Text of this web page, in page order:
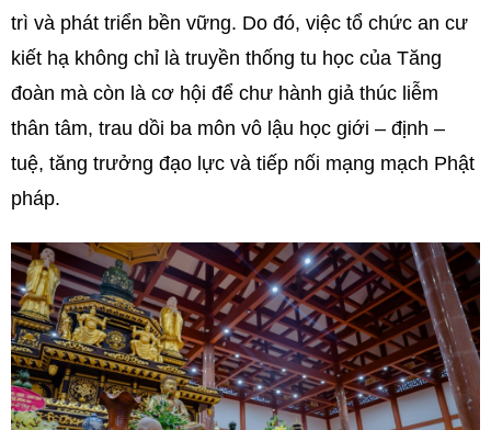
trì và phát triển bền vững. Do đó, việc tổ chức an cư
kiết hạ không chỉ là truyền thống tu học của Tăng
đoàn mà còn là cơ hội để chư hành giả thúc liễm
thân tâm, trau dồi ba môn vô lậu học giới – định –
tuệ, tăng trưởng đạo lực và tiếp nối mạng mạch Phật
pháp.